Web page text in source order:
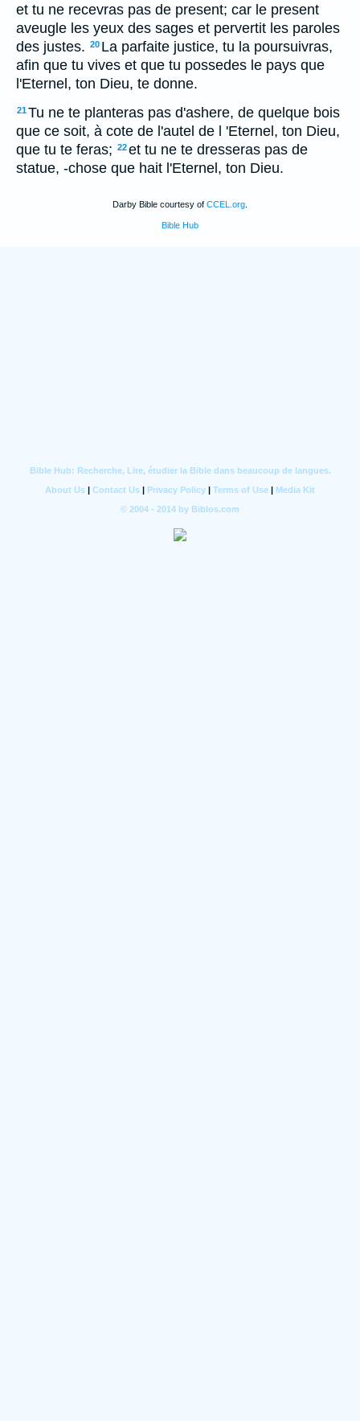
et tu ne recevras pas de present; car le present
aveugle les yeux des sages et pervertit les paroles
des justes. 20 La parfaite justice, tu la poursuivras,
afin que tu vives et que tu possedes le pays que
l'Eternel, ton Dieu, te donne.
21Tu ne te planteras pas d'ashere, de quelque bois
que ce soit, à cote de l'autel de l 'Eternel, ton Dieu,
que tu te feras; 22et tu ne te dresseras pas de
statue, -chose que hait l'Eternel, ton Dieu.
Darby Bible courtesy of CCEL.org
Bible Hub